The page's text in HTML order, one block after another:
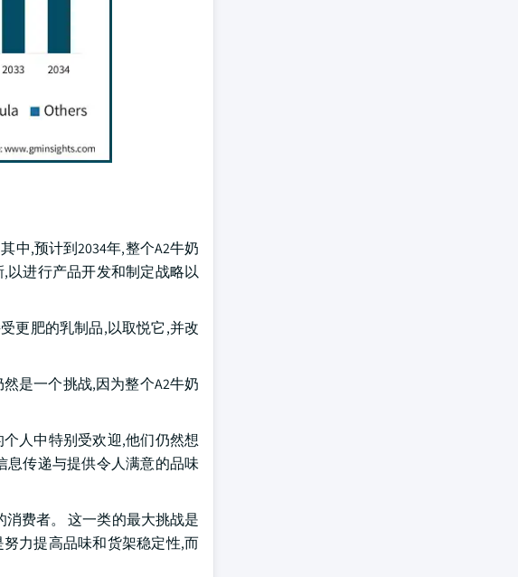
中,预计到2034年,整个A2牛奶
以进行产品开发和制定战略以
更肥的乳制品,以取悦它,并改
是一个挑战,因为整个A2牛奶
人中特别受欢迎,他们仍然想
息传递与提供令人满意的品味
费者。 这一类的最大挑战是
力提高品味和货架稳定性,而